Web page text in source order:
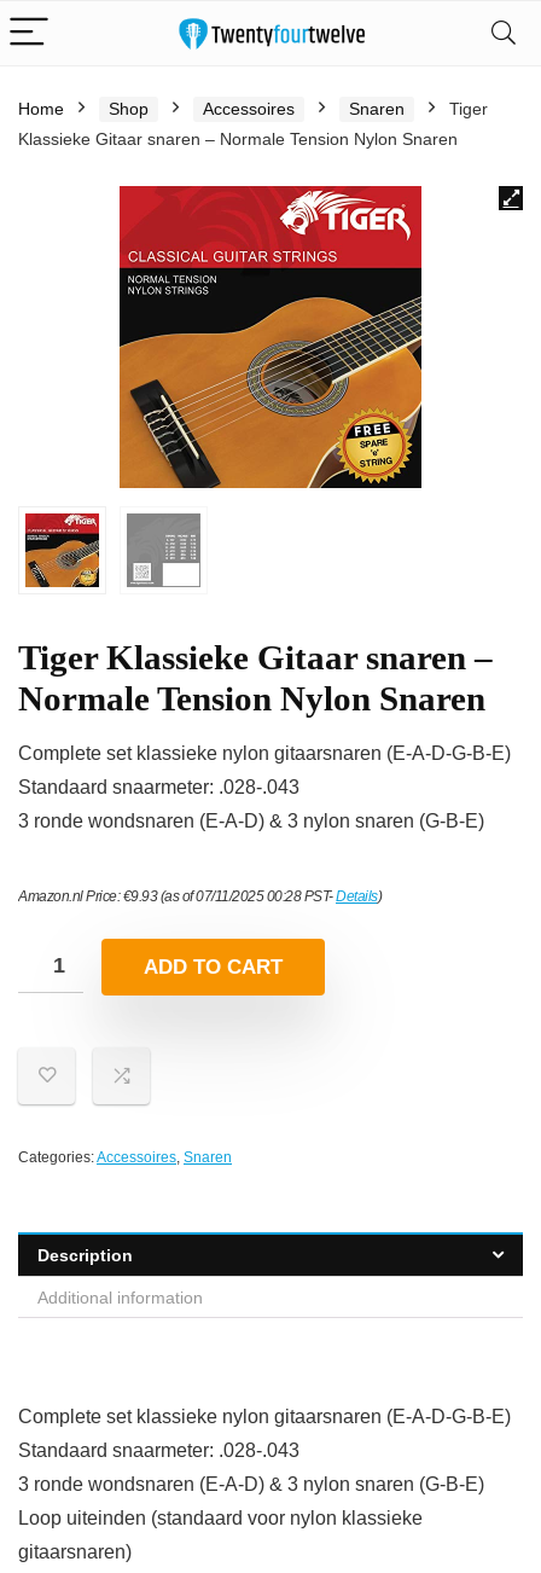
Home Shop Accessoires Snaren
Tiger
Klassieke Gitaar snaren – Normale Tension Nylon Snaren
Tiger Klassieke Gitaar snaren –
Normale Tension Nylon Snaren
Complete set klassieke nylon gitaarsnaren (E-A-D-G-B-E)
Standaard snaarmeter: .028-.043
3 ronde wondsnaren (E-A-D) & 3 nylon snaren (G-B-E)
Amazon.nl Price:€9.93(as of 07/11/2025 00:28 PST-Details)
ADD TO CART
Categories:Accessoires, Snaren
Description
Additional information
Complete set klassieke nylon gitaarsnaren (E-A-D-G-B-E)
Standaard snaarmeter: .028-.043
3 ronde wondsnaren (E-A-D) & 3 nylon snaren (G-B-E)
Loop uiteinden (standaard voor nylon klassieke
gitaarsnaren)